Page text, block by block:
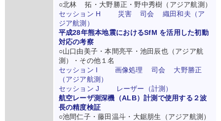
○北林 拓・大野勝正・野中秀樹（アジア航測）
セッション H 災害 司会 織田和夫（ア
ジア航測）
平成28年熊本地震におけるSfM を活用した初動
対応の考察
○山口由美子・本間亮平・池田辰也（アジア航
測）・その他１名
セッション I 画像処理 司会 大野勝正
（アジア航測）
セッション J レーザー（計測）
航空レーザ測深機（ALB）計測で使用する２波
長の精度検証
○池間仁子・藤田温斗・大鋸朋生（アジア航測）